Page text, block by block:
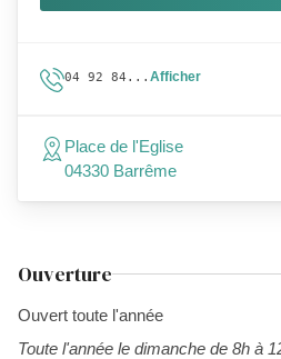
Ouverture
Ouvert toute l'année
Toute l'année le dimanche de 8h à
04 92 84... Afficher
Place de l'Eglise
04330 Barrême